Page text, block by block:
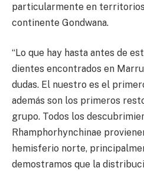
particularmente en
continente Gondwana.
“Lo que hay hasta antes de
dientes encontrados en
dudas. El nuestro es el
además son los primeros
grupo. Todos los
Rhamphorhynchinae
hemisferio norte,
demostramos que la